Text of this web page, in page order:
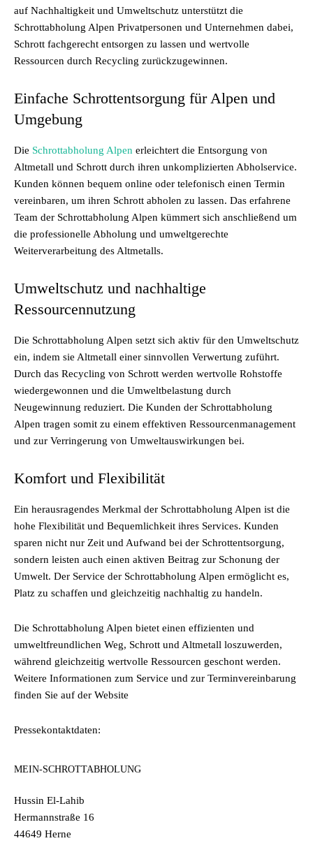
auf Nachhaltigkeit und Umweltschutz unterstützt die
Schrottabholung Alpen Privatpersonen und Unternehmen dabei,
Schrott fachgerecht entsorgen zu lassen und wertvolle
Ressourcen durch Recycling zurückzugewinnen.
Einfache Schrottentsorgung für Alpen und
Umgebung
Die Schrottabholung Alpen erleichtert die Entsorgung von
Altmetall und Schrott durch ihren unkomplizierten Abholservice.
Kunden können bequem online oder telefonisch einen Termin
vereinbaren, um ihren Schrott abholen zu lassen. Das erfahrene
Team der Schrottabholung Alpen kümmert sich anschließend um
die professionelle Abholung und umweltgerechte
Weiterverarbeitung des Altmetalls.
Umweltschutz und nachhaltige
Ressourcennutzung
Die Schrottabholung Alpen setzt sich aktiv für den Umweltschutz
ein, indem sie Altmetall einer sinnvollen Verwertung zuführt.
Durch das Recycling von Schrott werden wertvolle Rohstoffe
wiedergewonnen und die Umweltbelastung durch
Neugewinnung reduziert. Die Kunden der Schrottabholung
Alpen tragen somit zu einem effektiven Ressourcenmanagement
und zur Verringerung von Umweltauswirkungen bei.
Komfort und Flexibilität
Ein herausragendes Merkmal der Schrottabholung Alpen ist die
hohe Flexibilität und Bequemlichkeit ihres Services. Kunden
sparen nicht nur Zeit und Aufwand bei der Schrottentsorgung,
sondern leisten auch einen aktiven Beitrag zur Schonung der
Umwelt. Der Service der Schrottabholung Alpen ermöglicht es,
Platz zu schaffen und gleichzeitig nachhaltig zu handeln.
Die Schrottabholung Alpen bietet einen effizienten und
umweltfreundlichen Weg, Schrott und Altmetall loszuwerden,
während gleichzeitig wertvolle Ressourcen geschont werden.
Weitere Informationen zum Service und zur Terminvereinbarung
finden Sie auf der Website
Pressekontaktdaten:
MEIN-SCHROTTABHOLUNG
Hussin El-Lahib
Hermannstraße 16
44649 Herne